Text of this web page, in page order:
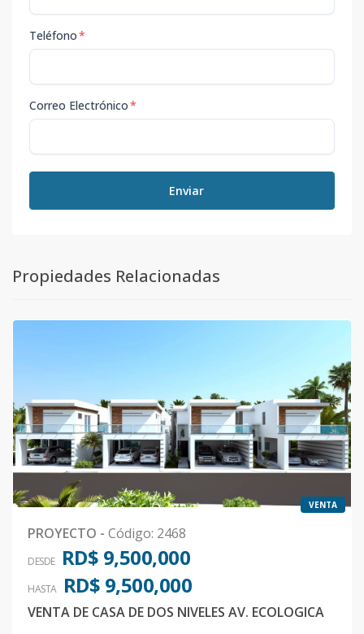
Teléfono*
Correo Electrónico*
Enviar
Propiedades Relacionadas
VENTA
PROYECTO - Código: 2468
DESDE RD$ 9,500,000
HASTA RD$ 9,500,000
VENTA DE CASA DE DOS NIVELES AV. ECOLOGICA